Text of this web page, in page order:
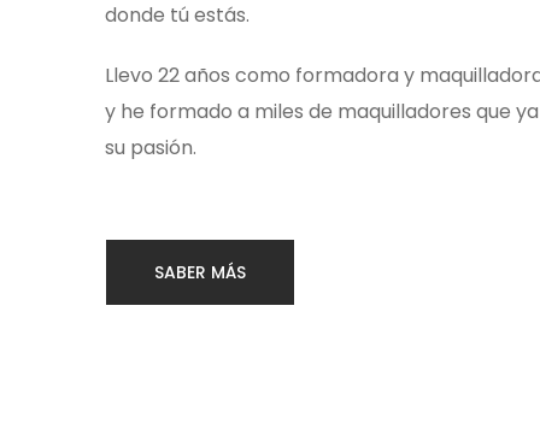
donde tú estás.
Llevo 22 años como formadora y
y he formado a miles de maquilladores que
su pasión.
SABER MÁS